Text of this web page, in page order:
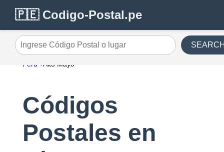
🇵🇪 Codigo-Postal.pe
Ingrese Código Postal o lugar
Perú Alto Mayo
Códigos
Postales en